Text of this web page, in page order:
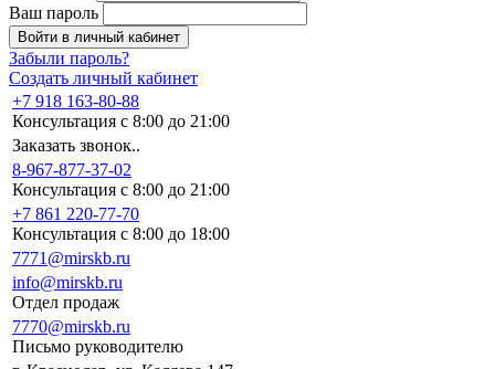
Ваш пароль
Войти в личный кабинет
Забыли пароль?
Создать личный кабинет
+7 918 163-80-88
Консультация с 8:00 до 21:00
Заказать звонок..
8-967-877-37-02
Консультация с 8:00 до 21:00
+7 861 220-77-70
Консультация с 8:00 до 18:00
7771@mirskb.ru
info@mirskb.ru
Отдел продаж
7770@mirskb.ru
Письмо руководителю